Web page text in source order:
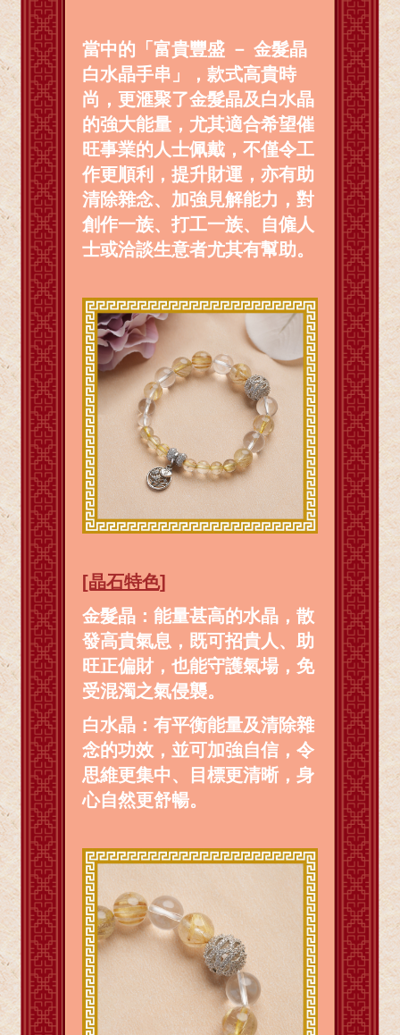
當中的「富貴豐盛 － 金髮晶
白水晶手串」，款式高貴時
尚，更滙聚了金髮晶及白水晶
的強大能量，尤其適合希望催
旺事業的人士佩戴，不僅令工
作更順利，提升財運，亦有助
清除雜念、加強見解能力，對
創作一族、打工一族、自僱人
士或洽談生意者尤其有幫助。
[晶石特色]
金髮晶：能量甚高的水晶，散
發高貴氣息，既可招貴人、助
旺正偏財，也能守護氣場，免
受混濁之氣侵襲。
白水晶：有平衡能量及清除雜
念的功效，並可加強自信，令
思維更集中、目標更清晰，身
心自然更舒暢。